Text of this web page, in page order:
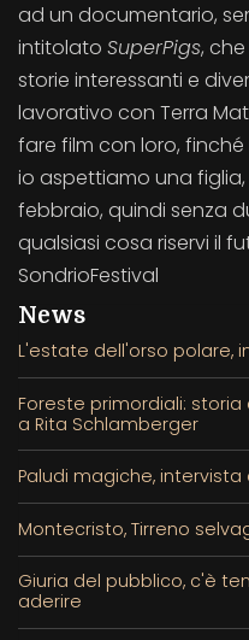
ad un documentario,
intitolato SuperPigs,
storie interessanti e
lavorativo con Terra
fare film con loro,
io aspettiamo una
febbraio, quindi senza
qualsiasi cosa riservi il
SondrioFestival
News
L'estate dell'orso polare,
Foreste primordiali:
a Rita Schlamberger
Paludi magiche, intervista
Montecristo, Tirreno
Giuria del pubblico, c'è
aderire